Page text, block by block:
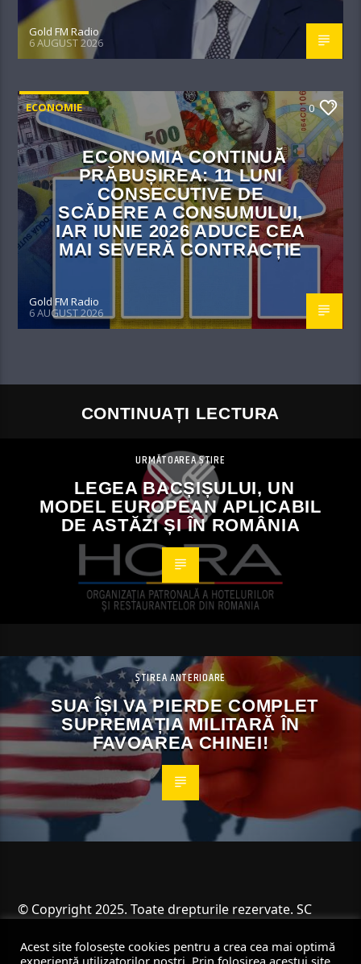
Gold FM Radio
6 AUGUST 2026
ECONOMIE 0
ECONOMIA CONTINUĂ
PRĂBUȘIREA: 11 LUNI
CONSECUTIVE DE
SCĂDERE A CONSUMULUI,
IAR IUNIE 2026 ADUCE CEA
MAI SEVERĂ CONTRACȚIE
Gold FM Radio
6 AUGUST 2026
CONTINUAȚI LECTURA
URMĂTOAREA ȘTIRE
LEGEA BACȘIȘULUI, UN
MODEL EUROPEAN APLICABIL
DE ASTĂZI ȘI ÎN ROMÂNIA
ȘTIREA ANTERIOARE
SUA ÎȘI VA PIERDE COMPLET
SUPREMAȚIA MILITARĂ ÎN
FAVOAREA CHINEI!
© Copyright 2025. Toate drepturile rezervate. SC
Acest site folosește cookies pentru a crea cea mai optimă
experiență utilizatorilor noștri. Prin folosirea acestui site,